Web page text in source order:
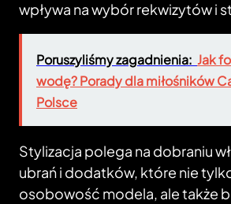
wpływa na wybór rekwizytów i
Poruszyliśmy zagadnienia: Jak
wodę? Porady dla miłośników
Polsce
Stylizacja polega na dobraniu
ubrań i dodatków, które nie
osobowość modela, ale także